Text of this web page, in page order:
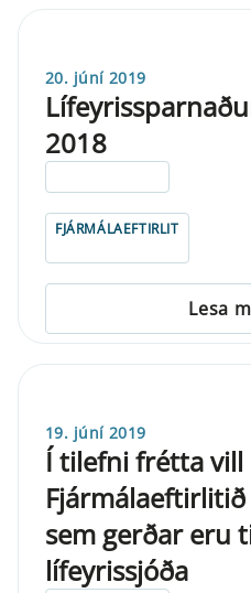
20. júní 2019
2018
FJÁRMÁLAEFTIRLIT
Lesa
19. júní 2019
Í tilefni frétta vill
sem gerðar eru
lífeyrissjóða